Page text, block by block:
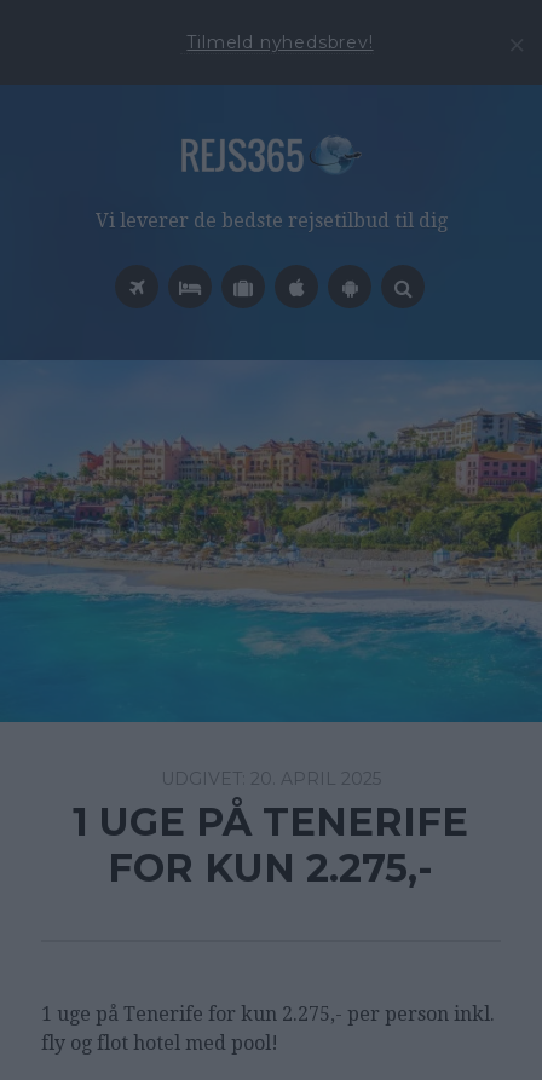
Tilmeld nyhedsbrev!
Vi leverer de bedste rejsetilbud til dig
20. APRIL 2025
1 UGE PÅ TENERIFE
FOR KUN 2.275,-
1 uge på Tenerife for kun 2.275,- per person inkl.
fly og flot hotel med pool!